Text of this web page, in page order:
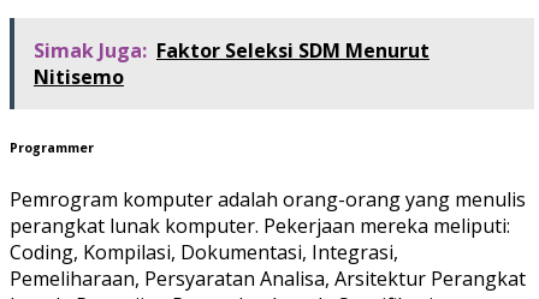
Simak Juga: Faktor Seleksi SDM Menurut
Nitisemo
Programmer
Pemrogram komputer adalah orang-orang yang menulis
perangkat lunak komputer. Pekerjaan mereka meliputi:
Coding, Kompilasi, Dokumentasi, Integrasi,
Pemeliharaan, Persyaratan Analisa, Arsitektur Perangkat